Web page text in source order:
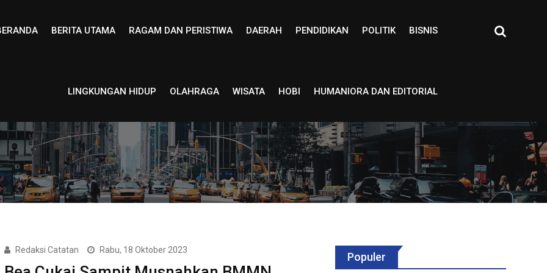
BERITA UTAMA RAGAM DAN PERISTIWA DAERAH PENDIDIKAN POLITIK BISNIS
LINGKUNGAN HIDUP OLAHRAGA WISATA HOBI HUMANIORA DAN EDITORIAL
Redaksi Catatan Rabu, 18 Oktober 2023
Populer